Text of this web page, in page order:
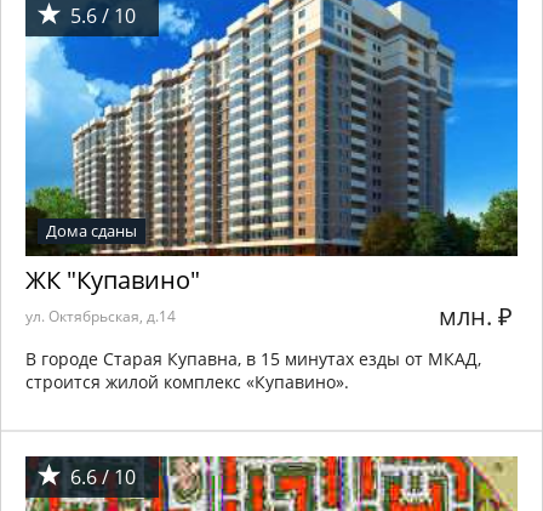
5.6 / 10
Дома сданы
ЖК "Купавино"
ул. Октябрьская, д.14 млн. ₽
В городе Старая Купавна, в 15 минутах езды от МКАД,
строится жилой комплекс «Купавино».
6.6 / 10